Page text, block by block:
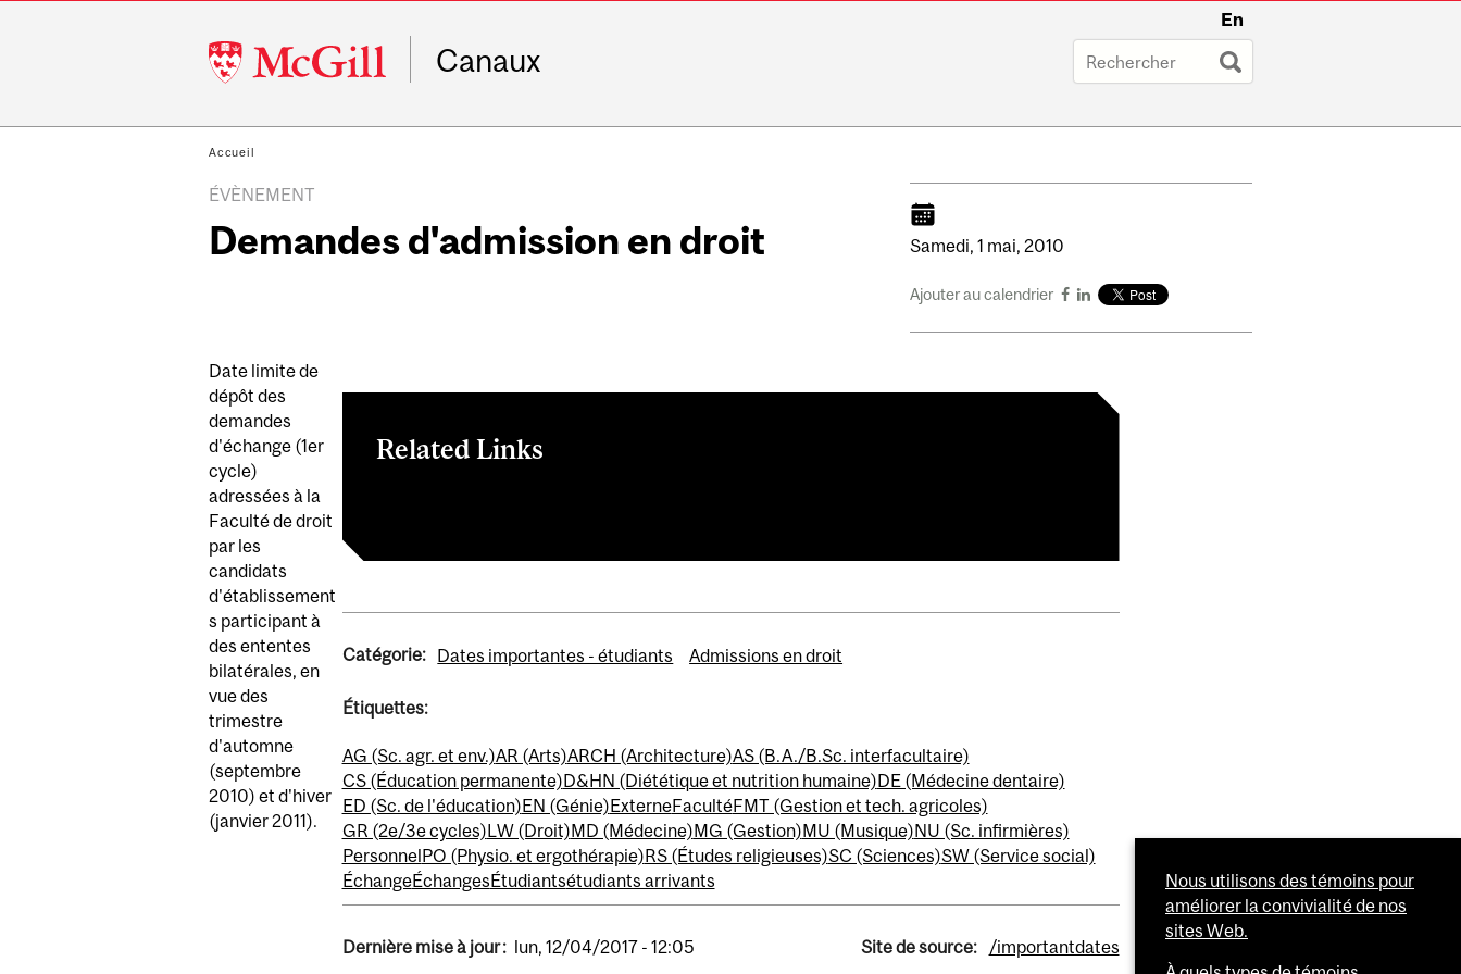
McGill
University
En
Canaux
Accueil
ÉVÈNEMENT
Demandes d'admission en droit Samedi, 1 mai, 2010
Ajouter au calendrier
Date limite de
dépôt des
demandes
d'échange (1er
cycle)
adressées à la
Faculté de droit
par les
candidats
d'établissement
s participant à
des ententes
bilatérales, en
vue des
trimestre
d'automne
(septembre
2010) et d'hiver
(janvier 2011).
Related Links
Catégorie: Dates importantes - étudiants Admissions en droit
Étiquettes:
AG (Sc. agr. et env.)AR (Arts)ARCH (Architecture)AS (B.A./B.Sc. interfacultaire)
CS (Éducation permanente)D&HN (Diététique et nutrition humaine)DE (Médecine dentaire)
ED (Sc. de l'éducation)EN (Génie)ExterneFacultéFMT (Gestion et tech. agricoles)
GR (2e/3e cycles)LW (Droit)MD (Médecine)MG (Gestion)MU (Musique)NU (Sc. infirmières)
PersonnelPO (Physio. et ergothérapie)RS (Études religieuses)SC (Sciences)SW (Service social)
ÉchangeÉchangesÉtudiantsétudiants arrivants
Dernière mise à jour : lun, 12/04/2017 - 12:05 Site de source: /importantdates
Nous utilisons des témoins pour
améliorer la convivialité de nos
sites Web.